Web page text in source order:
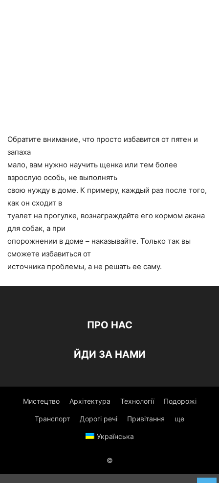
Обратите внимание, что просто избавится от пятен и
запаха
мало, вам нужно научить щенка или тем более
взрослую особь, не выполнять
свою нужду в доме. К примеру, каждый раз после того,
как он сходит в
туалет на прогулке, вознаграждайте его кормом акана
для собак, а при
опорожнении в доме – наказывайте. Только так вы
сможете избавиться от
источника проблемы, а не решать ее саму.
ПРО НАС
ЙДИ ЗА НАМИ
Мистецтво Архітектура Технології Подорожі
Транспорт Дорогі речі Привітання ще
Українська
©